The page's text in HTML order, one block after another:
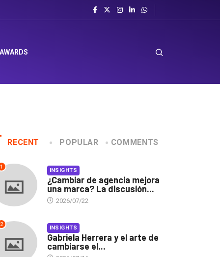
RECENT POPULAR COMMENTS
1 INSIGHTS
¿Cambiar de agencia mejora
una marca? La discusión...
2026/07/22
2 INSIGHTS
Gabriela Herrera y el arte de
cambiarse el...